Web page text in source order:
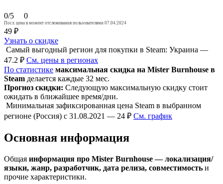
0/5 0
Посл. цена в момент отслеживания пользователями 07.04.2024
49 ₽
Узнать о скидке
Самый выгодный регион для покупки в Steam: Украина —
47.2 ₽ См. цены в регионах
По статистике максимальная скидка на Mister Burnhouse в
Steam делается каждые 32 мес.
Прогноз скидки: Следующую максимальную скидку стоит
ожидать в ближайшее время/дни.
Минимальная зафиксированная цена Steam в выбранном
регионе (Россия) с 31.08.2021 — 24 ₽ См. график
Основная информация
Общая информация про Mister Burnhouse — локализация/
языки, жанр, разработчик, дата релиза, совместимость и
прочие характеристики.